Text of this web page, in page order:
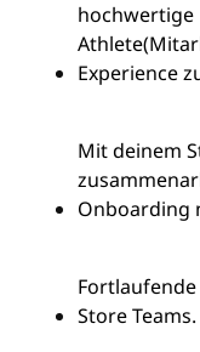
hochwertige
Athlete
Experience
Mit deinem
Onboarding
Store Teams.